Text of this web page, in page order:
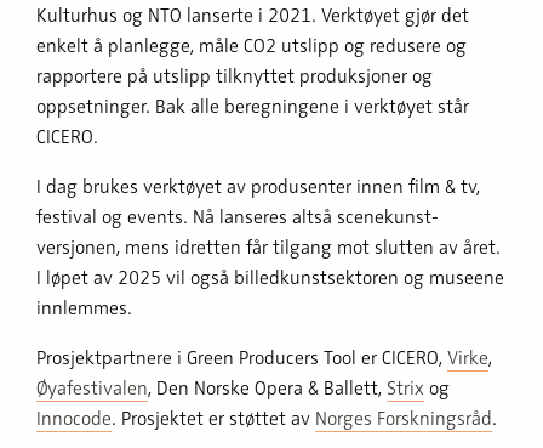
Kulturhus og NTO lanserte i 2021. Verktøyet gjør det
enkelt å planlegge, måle CO2 utslipp og redusere og
rapportere på utslipp tilknyttet produksjoner og
oppsetninger. Bak alle beregningene i verktøyet står
CICERO.
I dag brukes verktøyet av produsenter innen film & tv,
festival og events. Nå lanseres altså scenekunst-
versjonen, mens idretten får tilgang mot slutten av året.
I løpet av 2025 vil også billedkunstsektoren og museene
innlemmes.
Prosjektpartnere i Green Producers Tool er CICERO, Virke,
Øyafestivalen, Den Norske Opera & Ballett, Strix og
Innocode. Prosjektet er støttet av Norges Forskningsråd.